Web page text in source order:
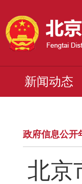
新闻动态
政府信息公开
北京